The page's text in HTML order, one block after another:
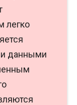
легко
данными